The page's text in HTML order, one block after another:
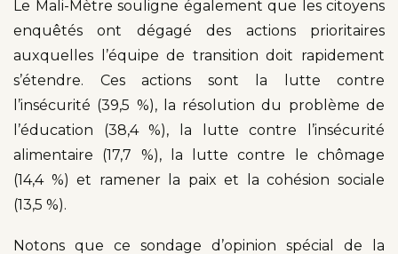
Le Mali-Mètre souligne également que les citoyens
enquêtés ont dégagé des actions prioritaires
auxquelles l’équipe de transition doit rapidement
s’étendre. Ces actions sont la lutte contre
l’insécurité (39,5 %), la résolution du problème de
l’éducation (38,4 %), la lutte contre l’insécurité
alimentaire (17,7 %), la lutte contre le chômage
(14,4 %) et ramener la paix et la cohésion sociale
(13,5 %).
Notons que ce sondage d’opinion spécial de la